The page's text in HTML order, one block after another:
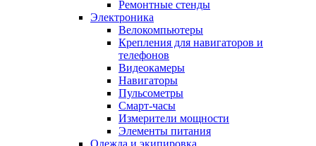
Ремонтные стенды
Электроника
Велокомпьютеры
Крепления для навигаторов и
телефонов
Видеокамеры
Навигаторы
Пульсометры
Смарт-часы
Измерители мощности
Элементы питания
Одежда и экипировка